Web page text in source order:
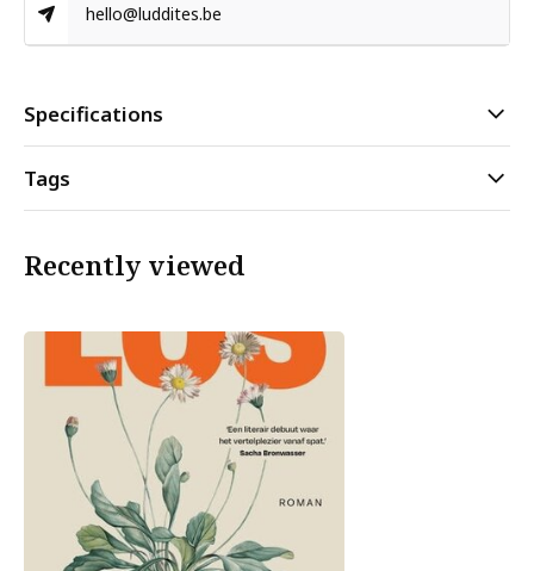
hello@luddites.be
Specifications
Tags
Recently viewed